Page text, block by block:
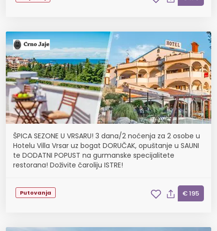
ŠPICA SEZONE U VRSARU! 3 dana/2 noćenja za 2 osobe u
Hotelu Villa Vrsar uz bogat DORUČAK, opuštanje u SAUNI
te DODATNI POPUST na gurmanske specijalitete
restorana! Doživite čaroliju ISTRE!
Putovanja € 195